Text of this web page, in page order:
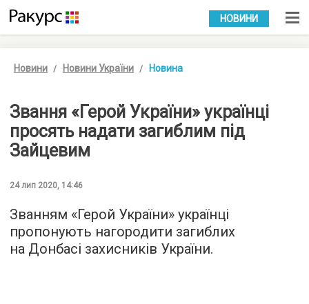
УКР РУС
НОВИНИ
Новини Новини України Новина
Звання «Герой України» українці
просять надати загиблим під
Зайцевим
24 лип 2020, 14:46
Званням «Герой України» українці
пропонують нагородити загиблих
на Донбасі захисників України.